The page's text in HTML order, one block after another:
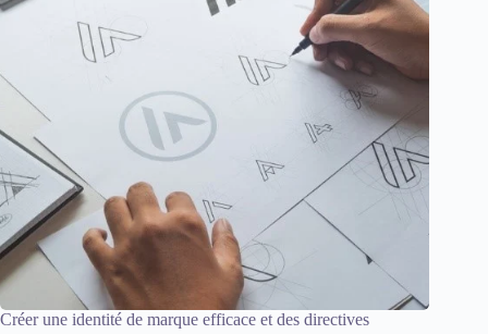
Créer une identité de marque efficace et des directives